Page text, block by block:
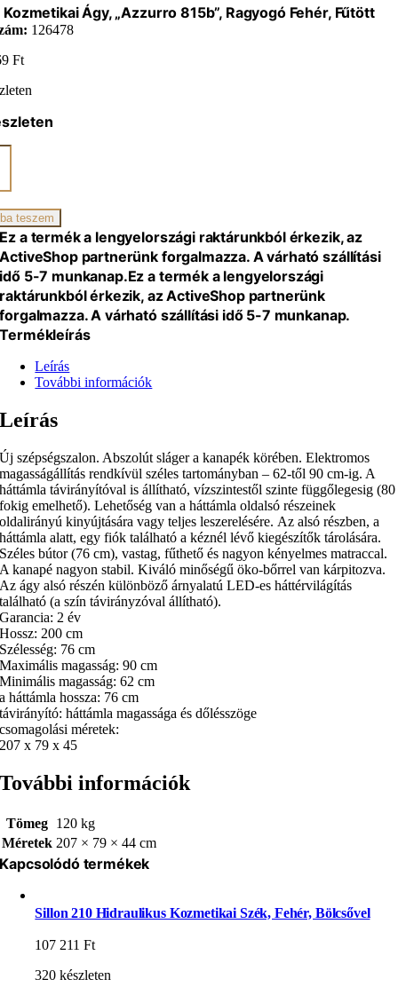
Kozmetikai Ágy, „Azzurro 815b”, Ragyogó Fehér, Fűtött
126478
Ft
teszem
Ez a termék a lengyelországi raktárunkból érkezik, az
ActiveShop partnerünk forgalmazza. A várható szállítási
idő 5-7 munkanap.Ez a termék a lengyelországi
raktárunkból érkezik, az ActiveShop partnerünk
forgalmazza. A várható szállítási idő 5-7 munkanap.
Termékleírás
Leírás
További információk
Leírás
Új szépségszalon. Abszolút sláger a kanapék körében. Elektromos
magasságállítás rendkívül széles tartományban – 62-től 90 cm-ig. A
háttámla távirányítóval is állítható, vízszintestől szinte függőlegesig (80
fokig emelhető). Lehetőség van a háttámla oldalsó részeinek
oldalirányú kinyújtására vagy teljes leszerelésére. Az alsó részben, a
háttámla alatt, egy fiók található a kéznél lévő kiegészítők tárolására.
Széles bútor (76 cm), vastag, fűthető és nagyon kényelmes matraccal.
A kanapé nagyon stabil. Kiváló minőségű öko-bőrrel van kárpitozva.
Az ágy alsó részén különböző árnyalatú LED-es háttérvilágítás
található (a szín távirányzóval állítható).
Garancia: 2 év
Hossz: 200 cm
Szélesség: 76 cm
Maximális magasság: 90 cm
Minimális magasság: 62 cm
a háttámla hossza: 76 cm
távirányító: háttámla magassága és dőlésszöge
csomagolási méretek:
207 x 79 x 45
További információk
Tömeg 120 kg
Méretek 207 × 79 × 44 cm
Kapcsolódó termékek
Sillon 210 Hidraulikus Kozmetikai Szék, Fehér, Bölcsővel
107 211Ft
320 készleten